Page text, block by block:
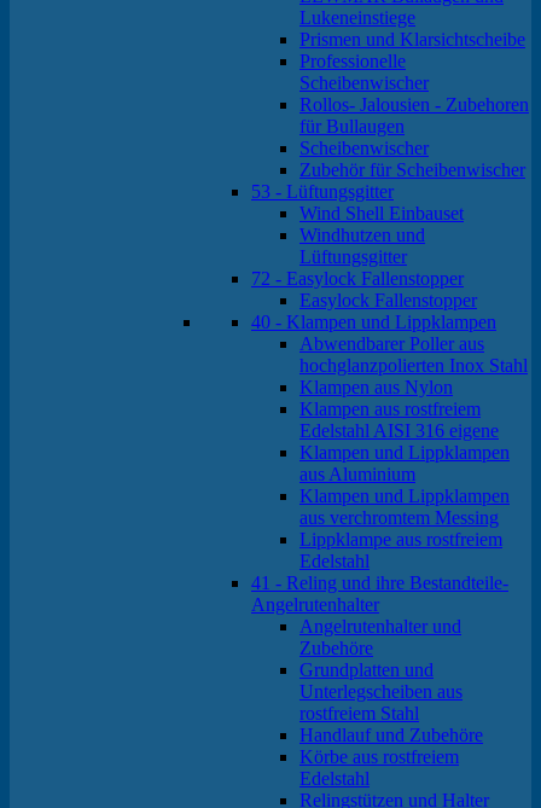
Lukeneinstiege
Prismen und Klarsichtscheibe
Professionelle
Scheibenwischer
Rollos- Jalousien - Zubehoren
für Bullaugen
Scheibenwischer
Zubehör für Scheibenwischer
53 - Lüftungsgitter
Wind Shell Einbauset
Windhutzen und
Lüftungsgitter
72 - Easylock Fallenstopper
Easylock Fallenstopper
40 - Klampen und Lippklampen
Abwendbarer Poller aus
hochglanzpolierten Inox Stahl
Klampen aus Nylon
Klampen aus rostfreiem
Edelstahl AISI 316 eigene
Klampen und Lippklampen
aus Aluminium
Klampen und Lippklampen
aus verchromtem Messing
Lippklampe aus rostfreiem
Edelstahl
41 - Reling und ihre Bestandteile-
Angelrutenhalter
Angelrutenhalter und
Zubehöre
Grundplatten und
Unterlegscheiben aus
rostfreiem Stahl
Handlauf und Zubehöre
Körbe aus rostfreiem
Edelstahl
Relingstützen und Halter